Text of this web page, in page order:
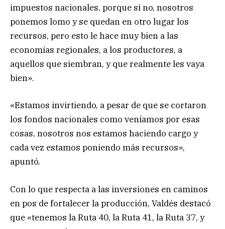
impuestos nacionales, porque si no, nosotros
ponemos lomo y se quedan en otro lugar los
recursos, pero esto le hace muy bien a las
economías regionales, a los productores, a
aquellos que siembran, y que realmente les vaya
bien».
«Estamos invirtiendo, a pesar de que se cortaron
los fondos nacionales como veníamos por esas
cosas, nosotros nos estamos haciendo cargo y
cada vez estamos poniendo más recursos»,
apuntó.
Con lo que respecta a las inversiones en caminos
en pos de fortalecer la producción, Valdés destacó
que «tenemos la Ruta 40, la Ruta 41, la Ruta 37, y